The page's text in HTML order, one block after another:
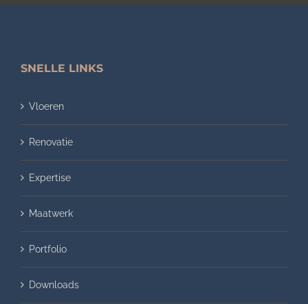
SNELLE LINKS
Vloeren
Renovatie
Expertise
Maatwerk
Portfolio
Downloads